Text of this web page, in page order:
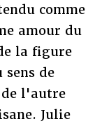
comme
amour du
la figure
de
de l'autre
Julie